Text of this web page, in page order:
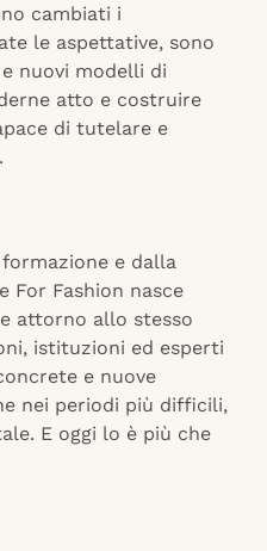
cambiati i
le aspettative, sono
nuovi modelli di
atto e costruire
di tutelare e
e dalla
For Fashion nasce
attorno allo stesso
istituzioni ed esperti
e nuove
nei periodi più difficili,
E oggi lo è più che